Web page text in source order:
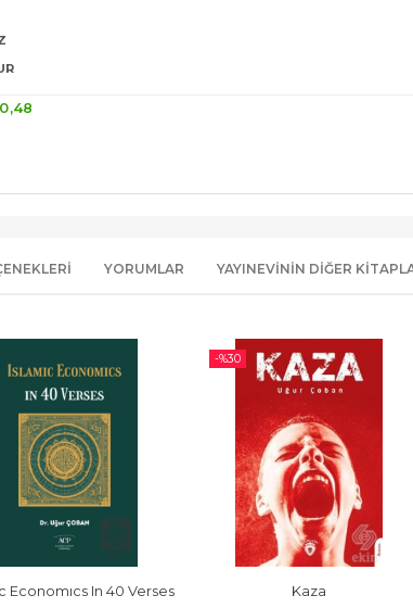
,48
YORUMLAR YAYINEVININ DIĞER
Economıcs In 40 Verses
-%30
Kaza